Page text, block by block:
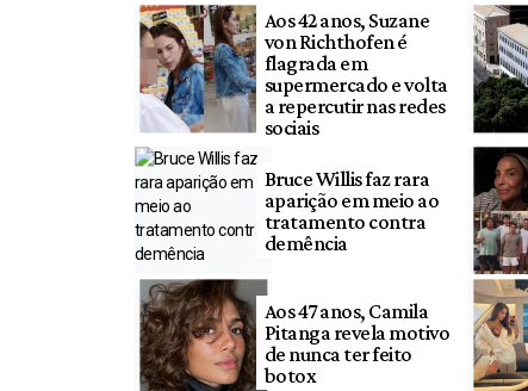
Aos 42 anos, Suzane
von Richthofen é
flagrada em
supermercado e volta
a repercutir nas redes
sociais
Bruce Willis faz rara
aparição em meio ao
tratamento contra
demência
Aos 47 anos, Camila
Pitanga revela motivo
de nunca ter feito
botox